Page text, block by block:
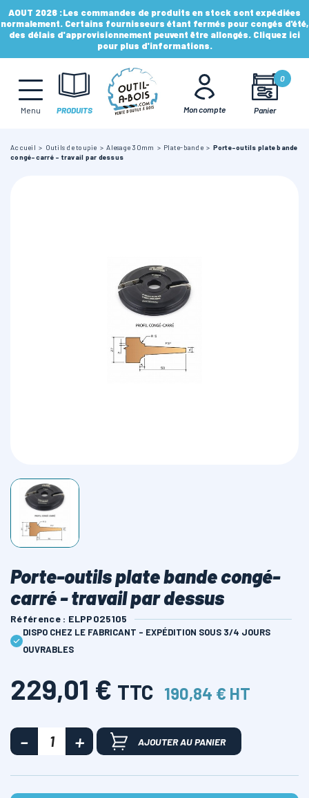
AOUT 2026 :Les commandes de produits en stock sont expédiées
normalement. Certains fournisseurs étant fermés pour congés d'été,
des délais d'approvisionnement peuvent être allongés. Cliquez ici
pour plus d'informations.
Menu PRODUITS Mon compte Panier
0
MÈCHES, FRAISES & FORETS
LAMES & DISQUES
CONSOMMABLES
FERS & PLAQUETTES
LAMES SCIES RUBAN
Accueil Outils de toupie Alesage 30mm Plate-bande
Porte-outils plate bande
congé-carré - travail par dessus
Porte-outils plate bande congé-
carré - travail par dessus
Référence : ELPP025105
DISPO CHEZ LE FABRICANT - EXPÉDITION SOUS 3/4 JOURS
OUVRABLES
229,01 € TTC 190,84 € HT
AJOUTER AU PANIER